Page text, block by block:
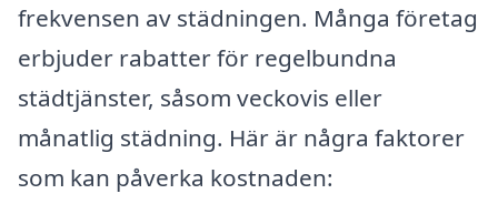
frekvensen av städningen. Många företag
erbjuder rabatter för regelbundna
städtjänster, såsom veckovis eller
månatlig städning. Här är några faktorer
som kan påverka kostnaden: